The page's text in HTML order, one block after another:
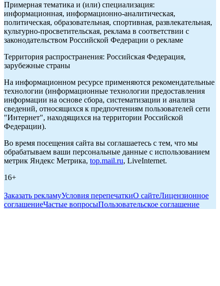
Примерная тематика и (или) специализация:
информационная, информационно-аналитическая,
политическая, образовательная, спортивная, развлекательная,
культурно-просветительская, реклама в соответствии с
законодательством Российской Федерации о рекламе
Территория распространения: Российская Федерация,
зарубежные страны
На информационном ресурсе применяются рекомендательные
технологии (информационные технологии предоставления
информации на основе сбора, систематизации и анализа
сведений, относящихся к предпочтениям пользователей сети
"Интернет", находящихся на территории Российской
Федерации).
Во время посещения сайта вы соглашаетесь с тем, что мы
обрабатываем ваши персональные данные с использованием
метрик Яндекс Метрика, top.mail.ru, LiveInternet.
16+
Заказать рекламуУсловия перепечаткиО сайтеЛицензионное
соглашениеЧастые вопросыПользовательское соглашение